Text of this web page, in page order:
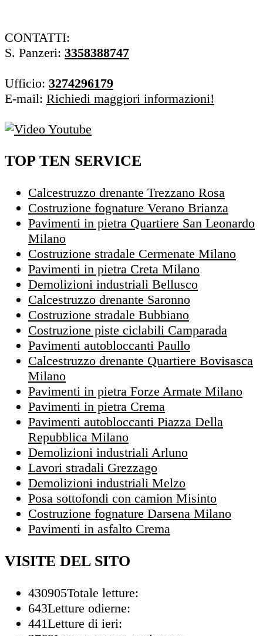
CONTATTI:
S. Panzeri: 3358388747
Ufficio: 3274296179
E-mail: Richiedi maggiori informazioni!
TOP TEN SERVICE
Calcestruzzo drenante Trezzano Rosa
Costruzione fognature Verano Brianza
Pavimenti in pietra Quartiere San Leonardo
Milano
Costruzione stradale Cermenate Milano
Pavimenti in pietra Creta Milano
Demolizioni industriali Bellusco
Calcestruzzo drenante Saronno
Costruzione stradale Bubbiano
Costruzione piste ciclabili Camparada
Pavimenti autobloccanti Paullo
Calcestruzzo drenante Quartiere Bovisasca
Milano
Pavimenti in pietra Forze Armate Milano
Pavimenti in pietra Crema
Pavimenti autobloccanti Piazza Della
Repubblica Milano
Demolizioni industriali Arluno
Lavori stradali Grezzago
Demolizioni industriali Melzo
Posa sottofondi con camion Misinto
Costruzione fognature Darsena Milano
Pavimenti in asfalto Crema
VISITE DEL SITO
430905Totale letture:
643Letture odierne:
441Letture di ieri: